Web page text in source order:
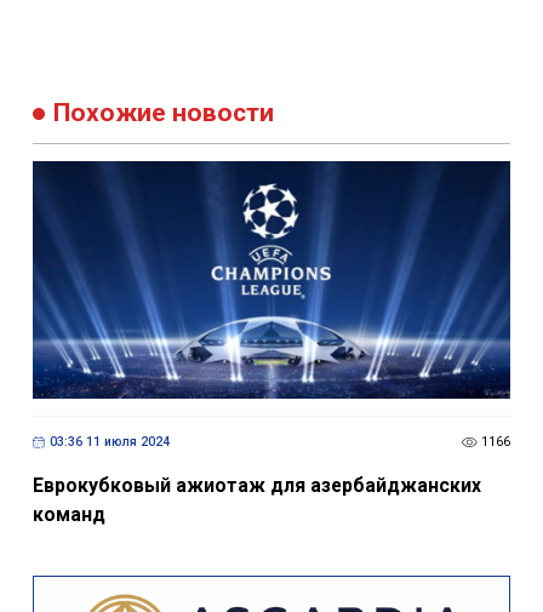
Похожие новости
03:36 11 июля 2024 1166
Еврокубковый ажиотаж для азербайджанских
команд